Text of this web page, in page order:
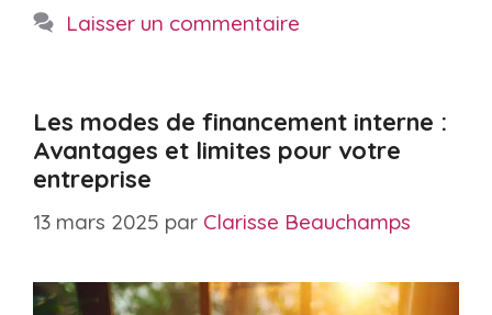
Laisser un commentaire
Les modes de financement interne :
Avantages et limites pour votre
entreprise
13 mars 2025 par Clarisse Beauchamps